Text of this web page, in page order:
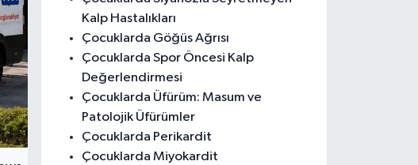
Kalp Hastalıkları
Çocuklarda Göğüs Ağrısı
Çocuklarda Spor Öncesi Kalp
Değerlendirmesi
Çocuklarda Üfürüm: Masum ve
Patolojik Üfürümler
Çocuklarda Perikardit
Çocuklarda Miyokardit